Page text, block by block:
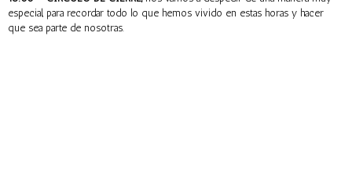
especial, para recordar todo lo que hemos vivido en estas horas y hacer
que sea parte de nosotras.